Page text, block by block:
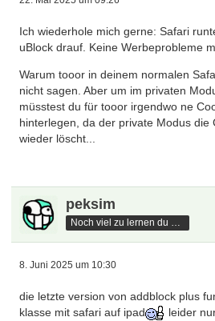
Ich wiederhole mich gerne: Safari
uBlock drauf. Keine Werbeprobleme
Warum tooor in deinem normalen
nicht sagen. Aber um im privaten
müsstest du für tooor irgendwo ne
hinterlegen, da der private Modus die
wieder löscht...
peksim
8. Juni 2025 um 10:30
die letzte version von addblock plus
klasse mit safari auf ipad
leider